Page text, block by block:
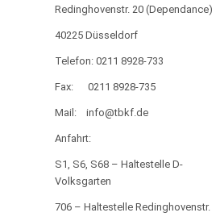
Redinghovenstr. 20 (Dependance)
40225 Düsseldorf
Telefon: 0211 8928-733
Fax: 0211 8928-735
Mail: info@tbkf.de
Anfahrt:
S1, S6, S68 – Haltestelle D-
Volksgarten
706 – Haltestelle Redinghovenstr.